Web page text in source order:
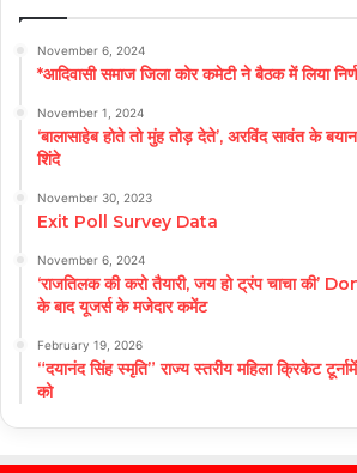
November 6, 2024
*आदिवासी समाज जिला कोर कमेटी ने बैठक में लिया
November 1, 2024
‘बालासाहेब होते तो मुंह तोड़ देते’, अरविंद सावंत के
शिंदे
November 30, 2023
Exit Poll Survey Data
November 6, 2024
‘राजतिलक की करो तैयारी, जय हो ट्रंप चाचा
के बाद यूजर्स के मजेदार कमेंट
February 19, 2026
“दयानंद सिंह स्मृति” राज्य स्तरीय महिला क्रिकेट
को